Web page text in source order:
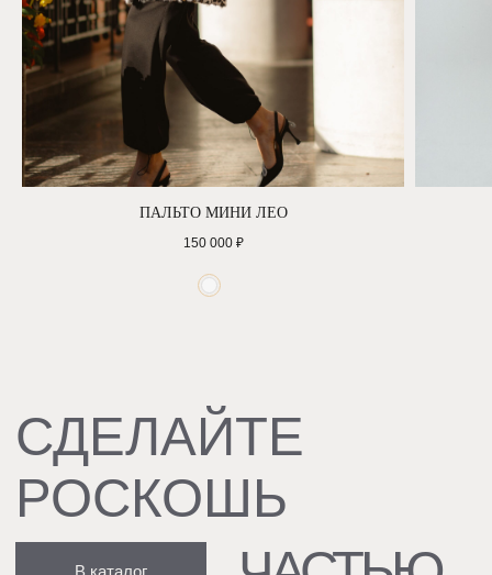
ПАЛЬТО МИНИ ЛЕО
150 000 ₽
ИНН 7743138570
СОЦ.СЕТИ